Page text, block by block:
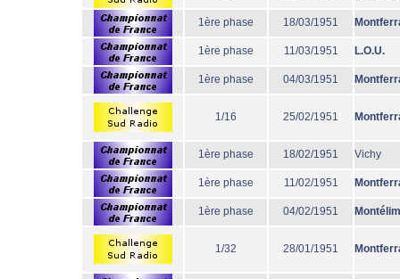
1ère phase 18/03/1951
1ère phase 11/03/1951 L.O.U.
1ère phase 04/03/1951
1/16 25/02/1951
1ère phase 18/02/1951 Vichy
1ère phase 11/02/1951
1ère phase 04/02/1951
1/32 28/01/1951